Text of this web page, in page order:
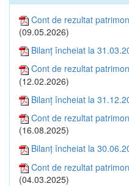
Cont de rezultat
(09.05.2026)
Bilanţ încheiat la
Cont de rezultat
(12.02.2026)
Bilanţ încheiat la
Cont de rezultat
(16.08.2025)
Bilanţ încheiat la
Cont de rezultat
(04.03.2025)